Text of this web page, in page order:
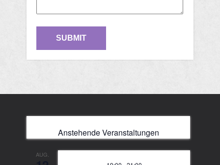
Anstehende Veranstaltungen
AUG.